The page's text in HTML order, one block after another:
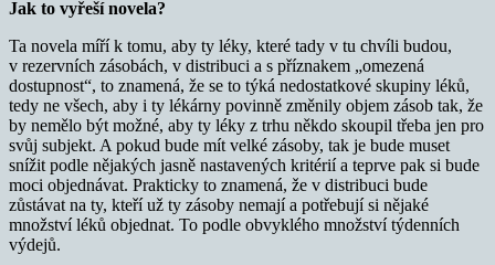
Jak to vyřeší novela?
Ta novela míří k tomu, aby ty léky, které tady v tu chvíli budou,
v rezervních zásobách, v distribuci a s příznakem „omezená
dostupnost“, to znamená, že se to týká nedostatkové skupiny léků,
tedy ne všech, aby i ty lékárny povinně změnily objem zásob tak, že
by nemělo být možné, aby ty léky z trhu někdo skoupil třeba jen pro
svůj subjekt. A pokud bude mít velké zásoby, tak je bude muset
snížit podle nějakých jasně nastavených kritérií a teprve pak si bude
moci objednávat. Prakticky to znamená, že v distribuci bude
zůstávat na ty, kteří už ty zásoby nemají a potřebují si nějaké
množství léků objednat. To podle obvyklého množství týdenních
výdejů.